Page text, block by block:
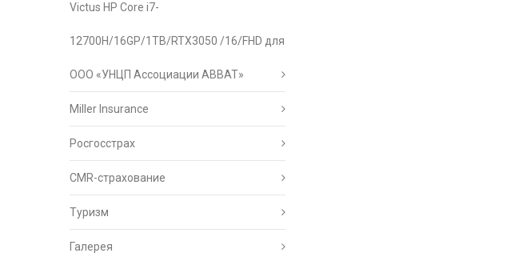
Victus HP Core i7-
12700H/16GP/1TB/RTX3050 /16/FHD для
ООО «УНЦП Ассоциации АВВАТ»
Miller Insurance
Росгосстрах
CMR-страхование
Туризм
Галерея